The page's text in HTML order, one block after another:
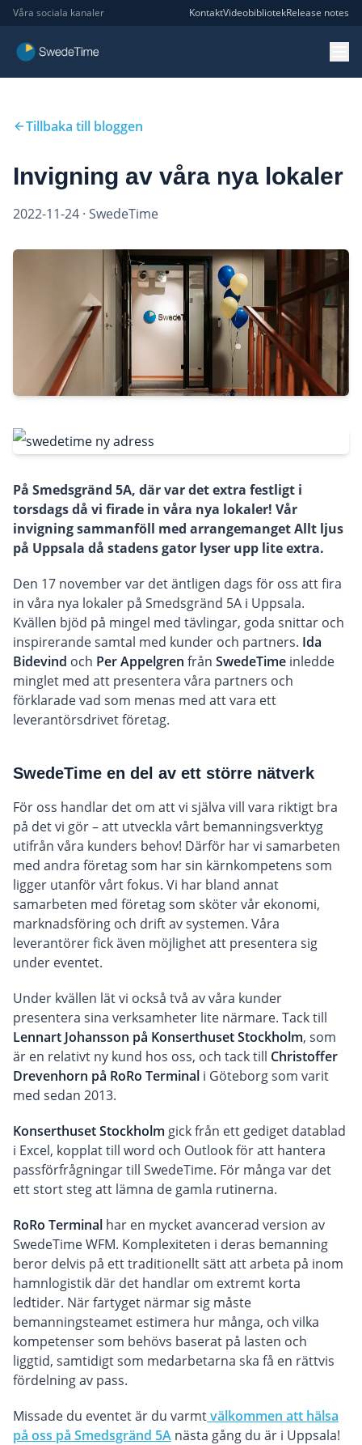
Våra sociala kanaler KontaktVideobibliotekRelease notes
Tillbaka till bloggen
Invigning av våra nya lokaler
2022-11-24 · SwedeTime
På Smedsgränd 5A, där var det extra festligt i
torsdags då vi firade in våra nya lokaler! Vår
invigning sammanföll med arrangemanget Allt ljus
på Uppsala då stadens gator lyser upp lite extra.
Den 17 november var det äntligen dags för oss att fira
in våra nya lokaler på Smedsgränd 5A i Uppsala.
Kvällen bjöd på mingel med tävlingar, goda snittar och
inspirerande samtal med kunder och partners. Ida
Bidevind och Per Appelgren från SwedeTime inledde
minglet med att presentera våra partners och
förklarade vad som menas med att vara ett
leverantörsdrivet företag.
SwedeTime en del av ett större nätverk
För oss handlar det om att vi själva vill vara riktigt bra
på det vi gör – att utveckla vårt bemanningsverktyg
utifrån våra kunders behov! Därför har vi samarbeten
med andra företag som har sin kärnkompetens som
ligger utanför vårt fokus. Vi har bland annat
samarbeten med företag som sköter vår ekonomi,
marknadsföring och drift av systemen. Våra
leverantörer fick även möjlighet att presentera sig
under eventet.
Under kvällen lät vi också två av våra kunder
presentera sina verksamheter lite närmare. Tack till
Lennart Johansson på Konserthuset Stockholm, som
är en relativt ny kund hos oss, och tack till Christoffer
Drevenhorn på RoRo Terminal i Göteborg som varit
med sedan 2013.
Konserthuset Stockholm gick från ett gediget datablad
i Excel, kopplat till word och Outlook för att hantera
passförfrågningar till SwedeTime. För många var det
ett stort steg att lämna de gamla rutinerna.
RoRo Terminal har en mycket avancerad version av
SwedeTime WFM. Komplexiteten i deras bemanning
beror delvis på ett traditionellt sätt att arbeta på inom
hamnlogistik där det handlar om extremt korta
ledtider. När fartyget närmar sig måste
bemanningsteamet estimera hur många, och vilka
kompetenser som behövs baserat på lasten och
liggtid, samtidigt som medarbetarna ska få en rättvis
fördelning av pass.
Missade du eventet är du varmtvälkommen att hälsa
på oss på Smedsgränd 5A nästa gång du är i Uppsala!